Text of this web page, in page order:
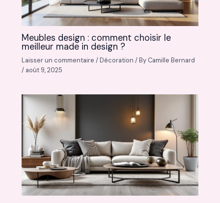
Meubles design : comment choisir le
meilleur made in design ?
Laisser un commentaire /Décoration / By Camille Bernard
/ août 9, 2025